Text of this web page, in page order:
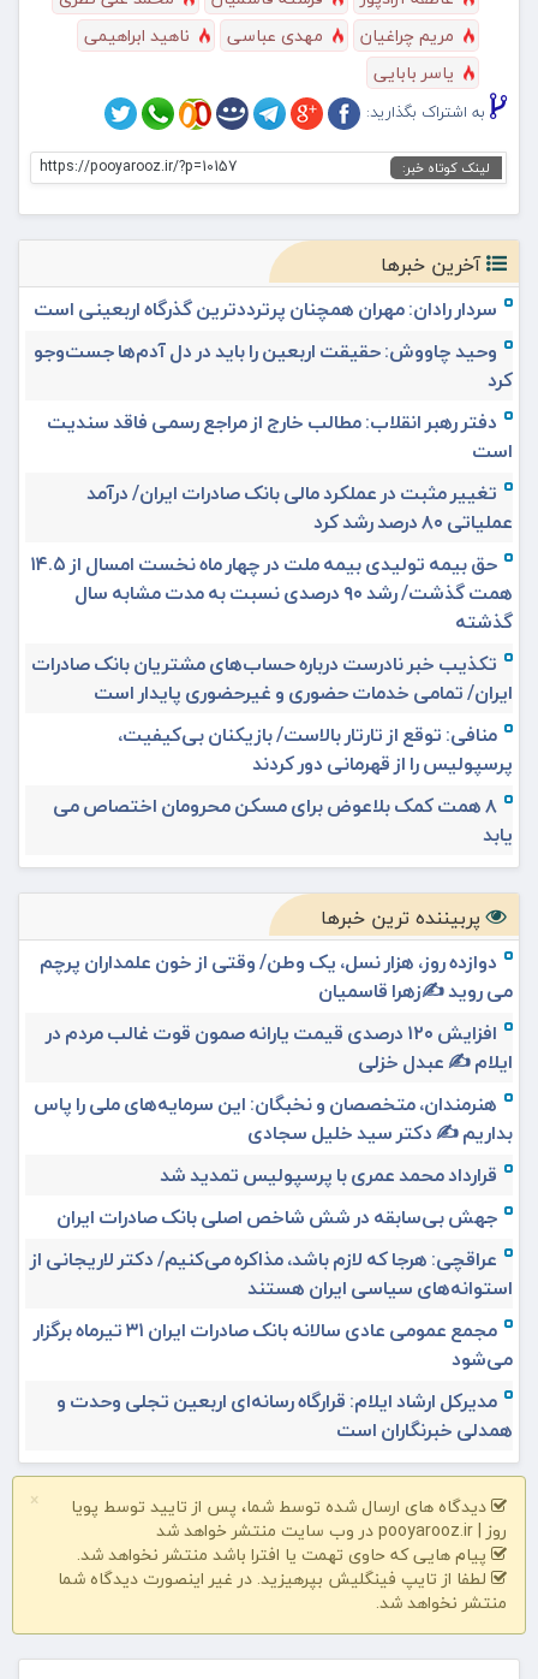
مریم چراغیان
مهدی عباسی
ناهید ابراهیمی
یاسر بابایی
به اشتراک بگذارید:
لینک کوتاه خبر: https://pooyarooz.ir/?p=10157
آخرین خبرها
سردار رادان: مهران همچنان پرترددترین گذرگاه اربعینی است
وحید چاووش: حقیقت اربعین را باید در دل آدم‌ها جست‌وجو
کرد
دفتر رهبر انقلاب: مطالب خارج از مراجع رسمی فاقد سندیت
است
تغییر مثبت در عملکرد مالی بانک صادرات ایران/ درآمد
عملیاتی ۸۰ درصد رشد کرد
حق بیمه تولیدی بیمه ملت در چهار ماه نخست امسال از ۱۴.۵
همت گذشت/ رشد ۹۰ درصدی نسبت به مدت مشابه سال
گذشته
تکذیب خبر نادرست درباره حساب‌های مشتریان بانک صادرات
ایران/ تمامی خدمات حضوری و غیرحضوری پایدار است
منافی: توقع از تارتار بالاست/ بازیکنان بی‌کیفیت،
پرسپولیس را از قهرمانی دور کردند
۸ همت کمک بلاعوض برای مسکن محرومان اختصاص می
یابد
پربیننده ترین خبرها
دوازده روز، هزار نسل، یک وطن/ وقتی از خون علمداران پرچم
می روید ✍️زهرا قاسمیان
افزایش ۱۲۰ درصدی قیمت یارانه صمون قوت غالب مردم در
ایلام ✍️ عبدل خزلی
هنرمندان، متخصصان و نخبگان: این سرمایه‌های ملی را پاس
بداریم ✍️ دکتر سید خلیل سجادی
قرارداد محمد عمری با پرسپولیس تمدید شد
جهش بی‌سابقه در شش شاخص اصلی بانک صادرات ایران
عراقچی: هرجا که لازم باشد، مذاکره می‌کنیم/ دکتر لاریجانی از
استوانه‌های سیاسی ایران هستند
مجمع عمومی عادی سالانه بانک صادرات ایران ۳۱ تیرماه برگزار
می‌شود
مدیرکل ارشاد ایلام: قرارگاه رسانه‌ای اربعین تجلی وحدت و
همدلی خبرنگاران است
×
دیدگاه های ارسال شده توسط شما، پس از تایید توسط پویا
روز | pooyarooz.ir در وب سایت منتشر خواهد شد
پیام هایی که حاوی تهمت یا افترا باشد منتشر نخواهد شد.
لطفا از تایپ فینگلیش بپرهیزید. در غیر اینصورت دیدگاه شما
منتشر نخواهد شد.